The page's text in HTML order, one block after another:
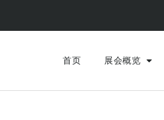
首页 展会概览